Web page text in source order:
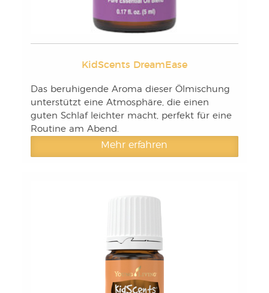
KidScents DreamEase
Das beruhigende Aroma dieser Ölmischung
unterstützt eine Atmosphäre, die einen
guten Schlaf leichter macht, perfekt für eine
Routine am Abend.
Mehr erfahren